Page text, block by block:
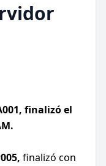
finalizó el
finalizó con